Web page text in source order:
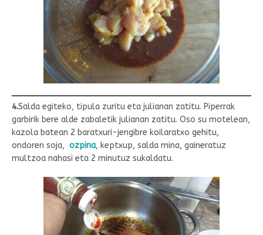
4.Salda egiteko, tipula zuritu eta julianan zatitu. Piperrak
garbirik bere alde zabaletik julianan zatitu. Oso su motelean,
kazola batean 2 baratxuri-jengibre koilaratxo gehitu,
ondoren soja, ozpina, keptxup, salda mina, gaineratuz
multzoa nahasi eta 2 minutuz sukaldatu.